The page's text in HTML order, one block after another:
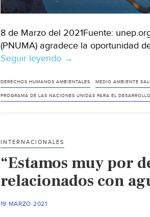
8 de Marzo del 2021Fuente:
(PNUMA) agradece la oportunidad
Seguir leyendo Declaración
de
entidades
sobre
el
derecho
a
→
DERECHOS HUMANOS AMBIENTALES MEDIO AMBIENTE
PROGRAMA DE LAS NACIONES UNIDAS PARA EL
INTERNACIONALES
“Estamos muy por
relacionados con
19 MARZO 2021